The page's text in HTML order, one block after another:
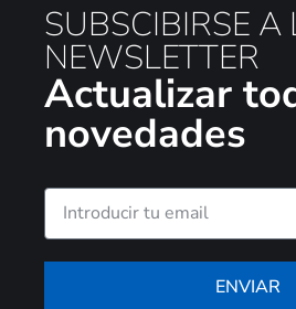
SUBSCIBIRSE A
NEWSLETTER
Actualizar
novedades
ENVIAR